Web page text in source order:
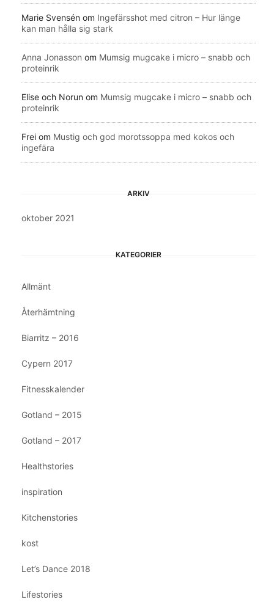
Marie Svensén om Ingefärsshot med citron – Hur länge
kan man hålla sig stark
Anna Jonasson om Mumsig mugcake i micro – snabb och
proteinrik
Elise och Norun om Mumsig mugcake i micro – snabb och
proteinrik
Frei om Mustig och god morotssoppa med kokos och
ingefära
ARKIV
oktober 2021
KATEGORIER
Allmänt
Återhämtning
Biarritz – 2016
Cypern 2017
Fitnesskalender
Gotland – 2015
Gotland – 2017
Healthstories
inspiration
Kitchenstories
kost
Let’s Dance 2018
Lifestories